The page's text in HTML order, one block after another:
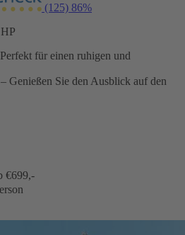
(125) 86%
für einen ruhigen und
Genießen Sie den Ausblick auf den
€699,-